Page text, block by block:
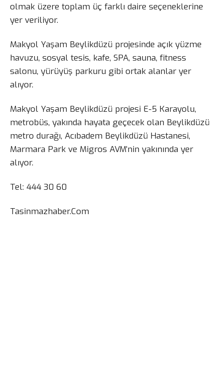
olmak üzere toplam üç farklı daire seçeneklerine
yer veriliyor.
Makyol Yaşam Beylikdüzü projesinde açık yüzme
havuzu, sosyal tesis, kafe, SPA, sauna, fitness
salonu, yürüyüş parkuru gibi ortak alanlar yer
alıyor.
Makyol Yaşam Beylikdüzü projesi E-5 Karayolu,
metrobüs, yakında hayata geçecek olan Beylikdüzü
metro durağı, Acıbadem Beylikdüzü Hastanesi,
Marmara Park ve Migros AVM’nin yakınında yer
alıyor.
Tel: 444 30 60
Tasinmazhaber.Com